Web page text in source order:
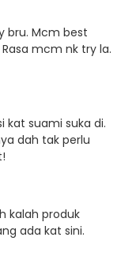
bru. Mcm best
mcm nk try la.
kat suami suka di.
dah tak perlu
kalah produk
ada kat sini.